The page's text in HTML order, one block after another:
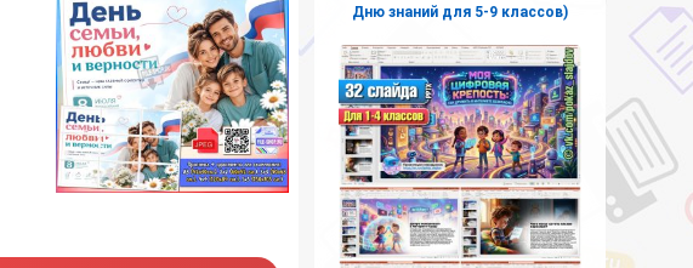
Дню знаний для 5-9 классов)